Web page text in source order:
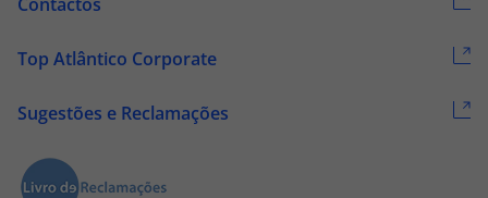
Top Atlântico Corporate
Sugestões e Reclamações